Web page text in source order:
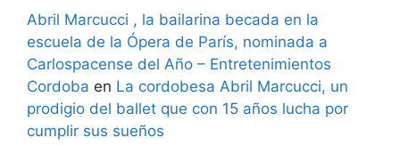
Abril Marcucci , la bailarina becada en la
escuela de la Ópera de París, nominada a
Carlospacense del Año – Entretenimientos
Cordoba en La cordobesa Abril Marcucci, un
prodigio del ballet que con 15 años lucha por
cumplir sus sueños